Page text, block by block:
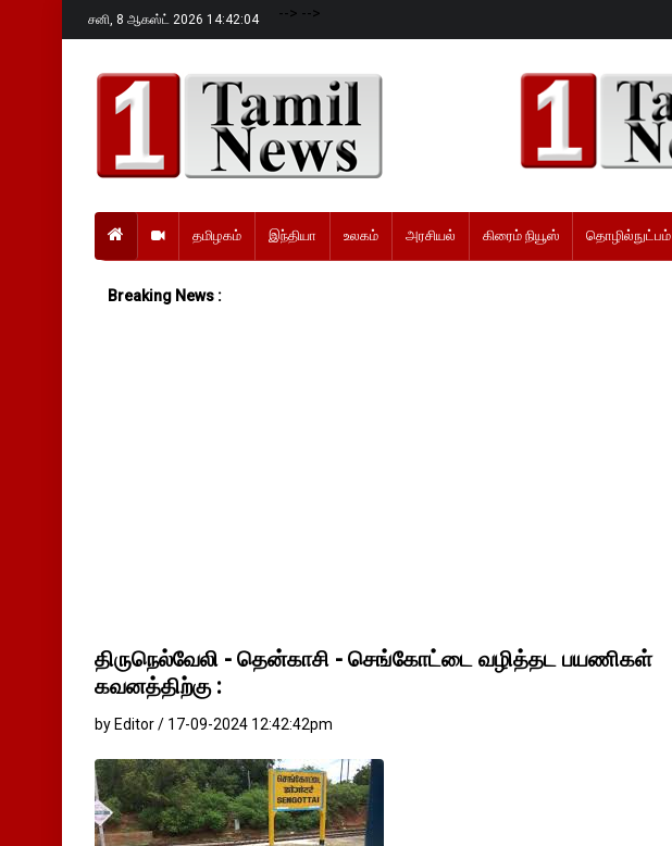
சனி, 8 ஆகஸ்ட் 2026 14:42:05 --> -->
தமிழகம் இந்தியா உலகம் அரசியல் கிரைம் நியூஸ் தொழில்நுட்பம்
Breaking News :
திருநெல்வேலி - தென்காசி - செங்கோட்டை வழித்தட பயணிகள்
கவனத்திற்கு :
by Editor / 17-09-2024 12:42:42pm